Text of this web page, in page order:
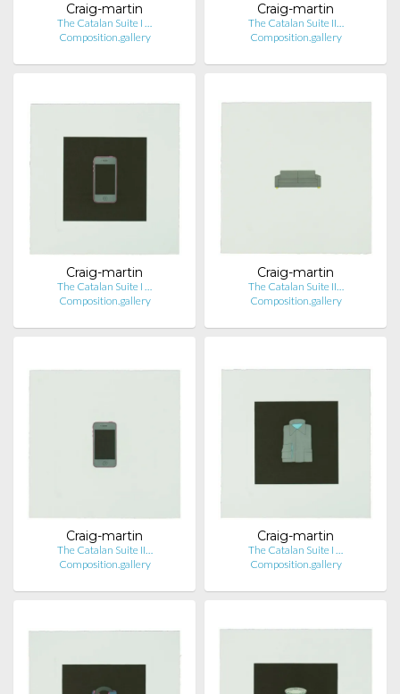
Craig-martin
The Catalan Suite I …
Composition.gallery
Craig-martin
The Catalan Suite II…
Composition.gallery
Craig-martin
The Catalan Suite I …
Composition.gallery
Craig-martin
The Catalan Suite II…
Composition.gallery
Craig-martin
The Catalan Suite II…
Composition.gallery
Craig-martin
The Catalan Suite I …
Composition.gallery